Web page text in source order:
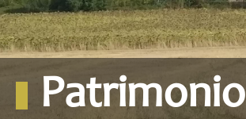
Patrimonio